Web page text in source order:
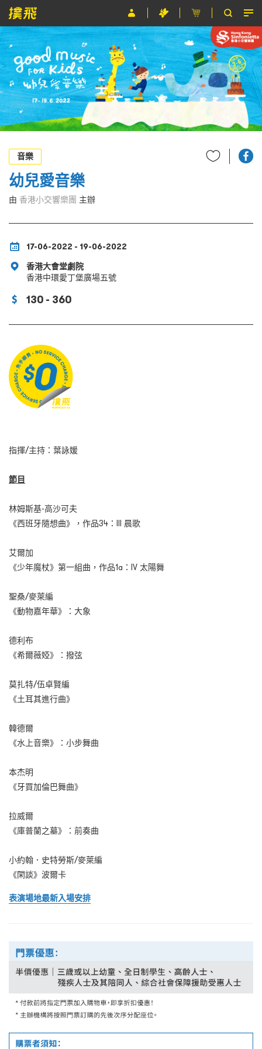
節目
主辦單位
關於撲飛
條款及細則
EN
音樂
幼兒愛音樂
由 香港小交響樂團 主辦
17-06-2022 - 19-06-2022
香港大會堂劇院
香港中環愛丁堡廣場五號
130 - 360
指揮/主持：葉詠媛
節目
林姆斯基-高沙可夫
《西班牙隨想曲》，作品34：III 晨歌
艾爾加
《少年魔杖》第一組曲，作品1a：IV 太陽舞
聖桑/麥萊編
《動物嘉年華》：大象
德利布
《希爾薇婭》：撥弦
莫扎特/伍卓賢編
《土耳其進行曲》
韓德爾
《水上音樂》：小步舞曲
本杰明
《牙買加倫巴舞曲》
拉威爾
《庫普蘭之墓》：前奏曲
小約翰．史特勞斯/麥萊編
《閑談》波爾卡
表演場地最新入場安排